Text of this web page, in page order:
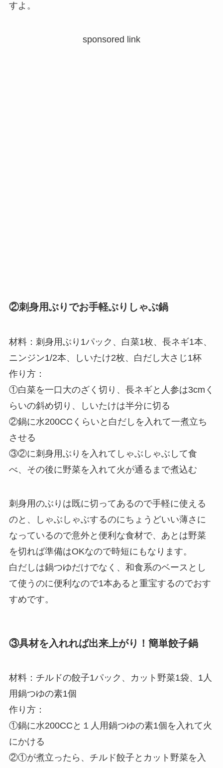
すよ。
sponsored link
②刺身用ぶりでお手軽ぶりしゃぶ鍋
材料：刺身用ぶり1パック、白菜1枚、長ネギ1本、
ニンジン1/2本、しいたけ2枚、白だし大さじ1杯
作り方：
①白菜を一口大のざく切り、長ネギと人参は3cmく
らいの斜め切り、しいたけは半分に切る
②鍋に水200CCくらいと白だしを入れて一煮立ち
させる
③②に刺身用ぶりを入れてしゃぶしゃぶして食
べ、その後に野菜を入れて火が通るまで煮込む
刺身用のぶりは既に切ってあるので手軽に使える
のと、しゃぶしゃぶするのにちょうどいい薄さに
なっているので意外と便利な食材で、あとは野菜
を切れば準備はOKなので時短にもなります。
白だしは鍋つゆだけでなく、和食系のベースとし
て使うのに便利なので1本あると重宝するのでおす
すめです。
③具材を入れれば出来上がり！簡単餃子鍋
材料：チルドの餃子1パック、カット野菜1袋、1人
用鍋つゆの素1個
作り方：
①鍋に水200CCと１人用鍋つゆの素1個を入れて火
にかける
②①が煮立ったら、チルド餃子とカット野菜を入